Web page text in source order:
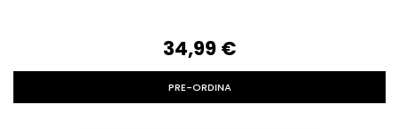
34,99‎ ‎€
PRE-ORDINA